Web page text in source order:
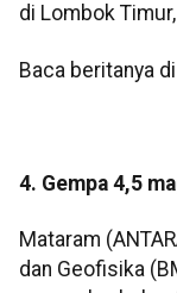
di Lombok
Baca beritanya di
4. Gempa 4,5
Mataram
dan Geofisika